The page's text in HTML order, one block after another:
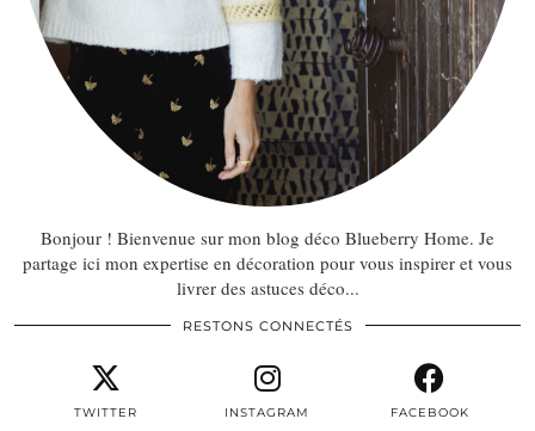
Bonjour ! Bienvenue sur mon blog déco Blueberry Home. Je
partage ici mon expertise en décoration pour vous inspirer et vous
livrer des astuces déco...
RESTONS CONNECTÉS
TWITTER INSTAGRAM FACEBOOK